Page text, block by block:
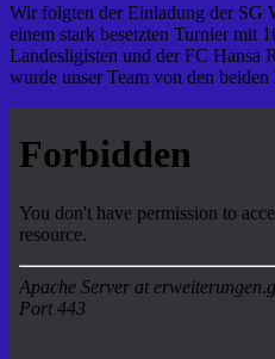
Wir folgten der Einladung der SG
einem stark besetzten Turnier mit
Landesligisten und der FC Hansa
wurde unser Team von den